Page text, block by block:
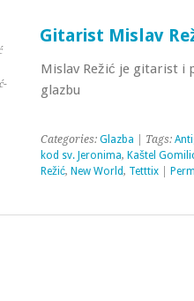
Gitarist Mislav
Mislav Režić je gitarist i
glazbu
Categories: Glazba | Tags:
kod sv. Jeronima, Kaštel
Režić, New World, Tetttix|